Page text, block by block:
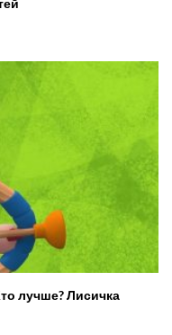
лучше? Лисичка